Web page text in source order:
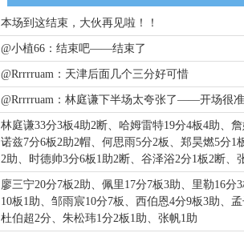
本场到这结束，大伙再见啦！！
@小植66：结束吧——结束了
@Rrrrruam：天津后面几个三分好可惜
@Rrrrruam：林庭谦下半场太夸张了——开场很准
林庭谦33分3板4助2断、哈姆雷特19分4板4助、
诺兹7分6板2助2帽、何思雨5分2板、郑昊燃5分1
2助、时德帅3分6板1助2断、谷泽浴2分1板2断、
廖三宁20分7板2助、佩里17分7板3助、里勒16分
10板1助、邹雨宸10分7板、西伯恩4分9板3助、孟
杜伯超2分、朱松玮1分2板1助、张帆1助